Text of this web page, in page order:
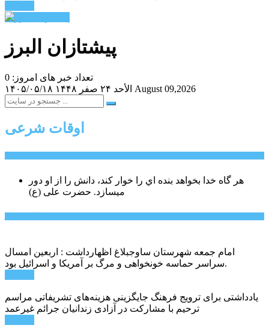
پیشتازان البرز
تعداد خبر های امروز: 0
۱۴۰۵/۰۵/۱۸
الأحد ۲۴ صفر ۱۴۴۸ August 09,2026
اوقات شرعی
هر گاه خدا بخواهد بنده اي را خوار كند، دانش را از او دور
میسازد. حضرت علی (ع)
امام جمعه شهرستان ساوجبلاغ اظهارداشت : اربعین امسال
سراسر حماسه خونخواهی و مرگ بر آمریکا و اسرائیل بود.
یادداشتی برای ترویج فرهنگ جایگزینی هزینه‌های تشریفاتی مراسم
ترحیم با مشارکت در آزادی زندانیان جرائم غیرعمد